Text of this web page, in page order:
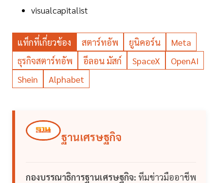
visualcapitalist
แท็กที่เกี่ยวข้อง สตาร์ทอัพ ยูนิคอร์น
Meta
ธุรกิจสตาร์ทอัพ
อีลอน มัสก์ SpaceX
OpenAI
Shein
Alphabet
ฐานเศรษฐกิจ
กองบรรณาธิการฐานเศรษฐกิจ: ทีมข่าวมืออาชีพ